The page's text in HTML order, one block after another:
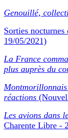
Genouillé,
Sorties
19/05/2021)
La France
plus auprès du
réactions
Les avions dans
Charente Libre -